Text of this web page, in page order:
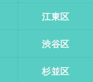
江東区
渋谷区
杉並区